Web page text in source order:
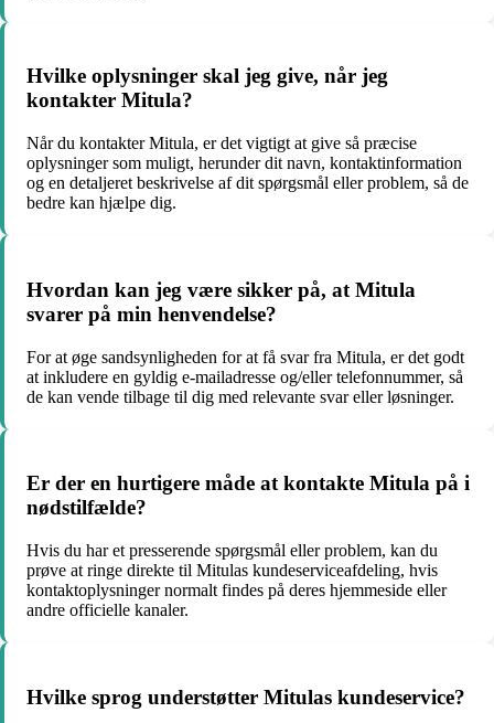
Hvilke oplysninger skal jeg give, når jeg
kontakter Mitula?
Når du kontakter Mitula, er det vigtigt at give så præcise
oplysninger som muligt, herunder dit navn, kontaktinformation
og en detaljeret beskrivelse af dit spørgsmål eller problem, så de
bedre kan hjælpe dig.
Hvordan kan jeg være sikker på, at Mitula
svarer på min henvendelse?
For at øge sandsynligheden for at få svar fra Mitula, er det godt
at inkludere en gyldig e-mailadresse og/eller telefonnummer, så
de kan vende tilbage til dig med relevante svar eller løsninger.
Er der en hurtigere måde at kontakte Mitula på i
nødstilfælde?
Hvis du har et presserende spørgsmål eller problem, kan du
prøve at ringe direkte til Mitulas kundeserviceafdeling, hvis
kontaktoplysninger normalt findes på deres hjemmeside eller
andre officielle kanaler.
Hvilke sprog understøtter Mitulas kundeservice?